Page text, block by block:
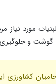
مورد نیاز
و جلوگیری
کشاورزی